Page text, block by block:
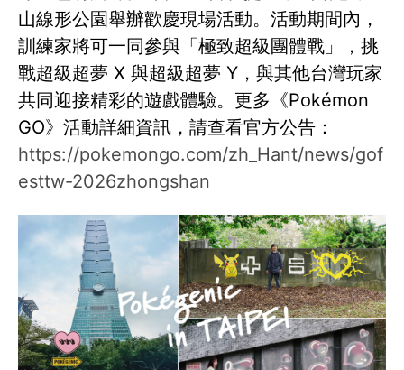
山線形公園舉辦歡慶現場活動。活動期間內，
訓練家將可一同參與「極致超級團體戰」，挑
戰超級超夢 X 與超級超夢 Y，與其他台灣玩家
共同迎接精彩的遊戲體驗。更多《Pokémon
GO》活動詳細資訊，請查看官方公告：
https://pokemongo.com/zh_Hant/news/gof
esttw-2026zhongshan